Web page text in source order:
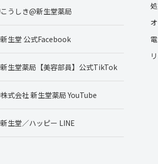
こうしき@新生堂薬局
新生堂 公式Facebook
新生堂薬局【美容部員】公式TikTok
株式会社 新生堂薬局 YouTube
新生堂／ハッピー LINE